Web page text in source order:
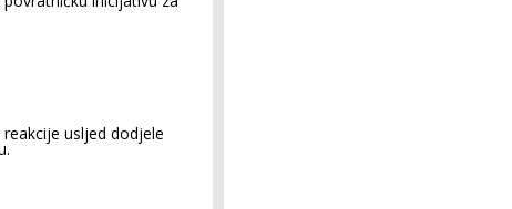
usljed dodjele